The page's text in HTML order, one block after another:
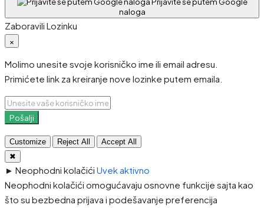
naloga
Zaboravili Lozinku
×
Molimo unesite svoje korisničko ime ili email adresu.
Primićete link za kreiranje nove lozinke putem emaila.
Pošalji
Customize Reject All
Accept All
✖
► Neophodni kolačići Uvek aktivno
Neophodni kolačići omogućavaju osnovne funkcije sajta kao
što su bezbedna prijava i podešavanje preferencija